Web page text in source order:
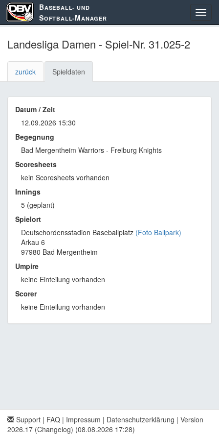
BASEBALL- UND
SOFTBALL-MANAGER
Landesliga Damen - Spiel-Nr. 31.025-2
zurück Spieldaten
Datum / Zeit
12.09.2026 15:30
Begegnung
Bad Mergentheim Warriors - Freiburg Knights
Scoresheets
kein Scoresheets vorhanden
Innings
5 (geplant)
Spielort
Deutschordensstadion Baseballplatz (Foto Ballpark)
Arkau 6
97980 Bad Mergentheim
Umpire
keine Einteilung vorhanden
Scorer
keine Einteilung vorhanden
Support | FAQ | Impressum | Datenschutzerklärung | Version
2026.17 (Changelog) (08.08.2026 17:28)